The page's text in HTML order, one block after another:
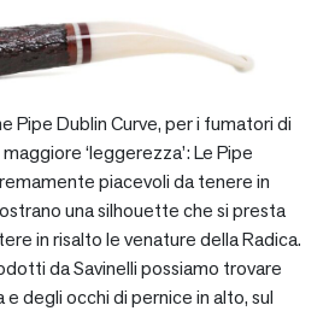
Pipe Dublin Curve, per i fumatori di
‘leggerezza’: Le Pipe
piacevoli da tenere in
una silhouette che si presta
in risalto le venature della Radica.
da Savinelli possiamo trovare
degli occhi di pernice in alto, sul